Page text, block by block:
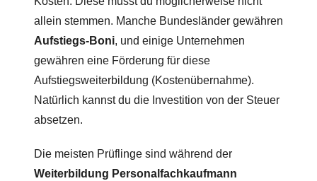
allein stemmen. Manche Bundesländer gewähren
Aufstiegs-Boni, und einige Unternehmen
gewähren eine Förderung für diese
Aufstiegsweiterbildung (Kostenübernahme).
Natürlich kannst du die Investition von der Steuer
absetzen.
Die meisten Prüflinge sind während der
Weiterbildung Personalfachkaufmann